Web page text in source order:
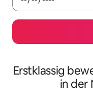
Erstklassig
in der